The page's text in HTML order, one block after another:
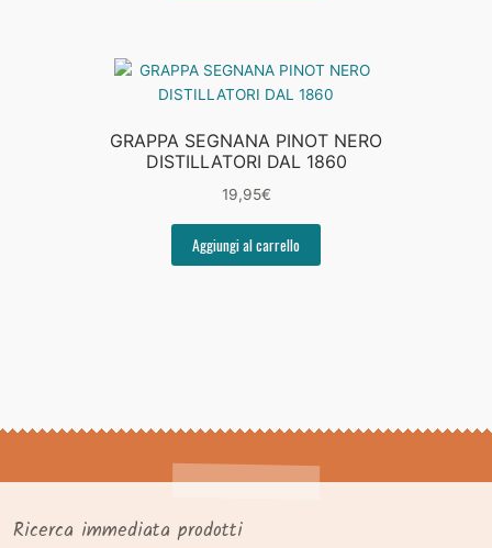
GRAPPA SEGNANA PINOT NERO
DISTILLATORI DAL 1860
19,95€
Aggiungi al carrello
Ricerca immediata prodotti